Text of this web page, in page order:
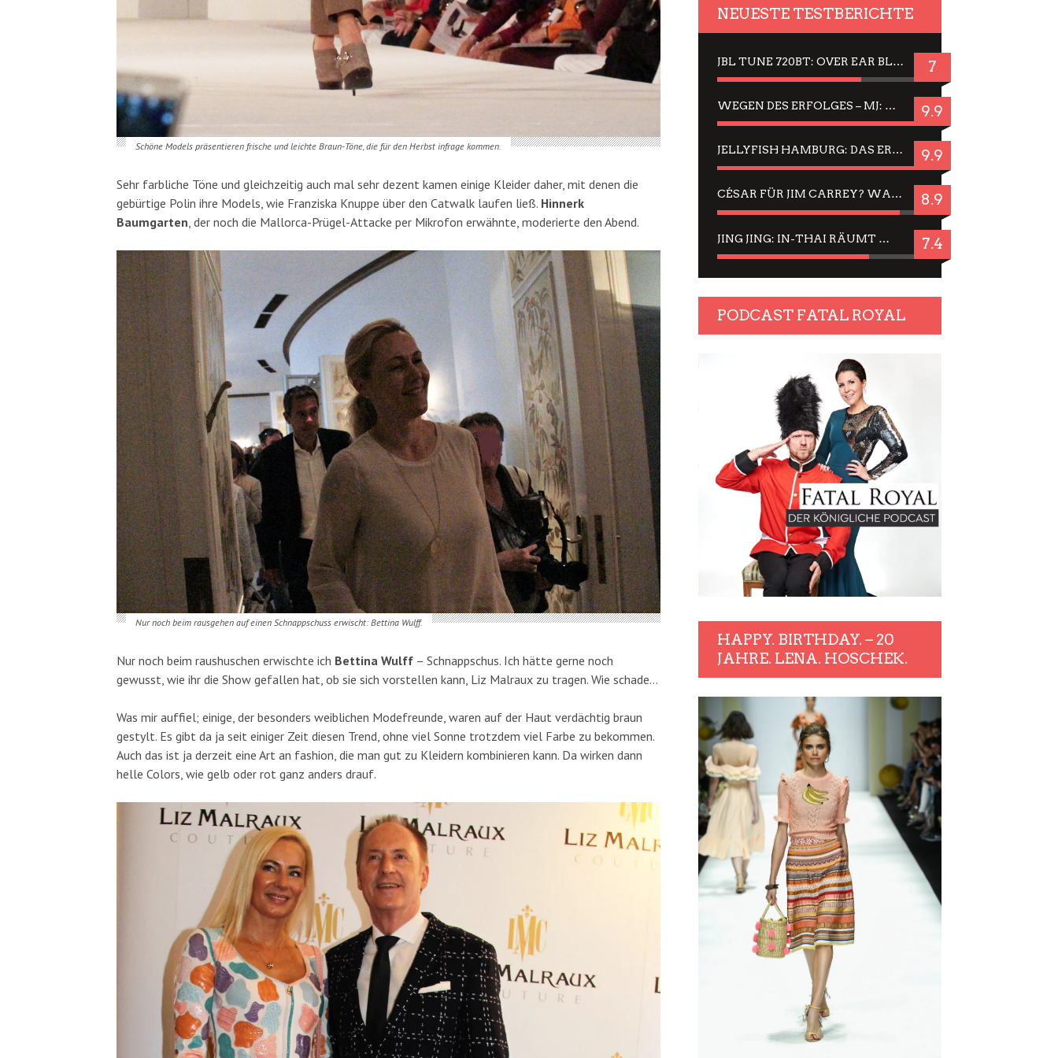
Schöne Models präsentieren frische und leichte Braun-Töne, die für den Herbst infrage kommen.
Sehr farbliche Töne und gleichzeitig auch mal sehr dezent kamen einige Kleider daher, mit denen die
gebürtige Polin ihre Models, wie Franziska Knuppe über den Catwalk laufen ließ. Hinnerk
Baumgarten, der noch die Mallorca-Prügel-Attacke per Mikrofon erwähnte, moderierte den Abend.
Nur noch beim rausgehen auf einen Schnappschuss erwischt: Bettina Wulff.
Nur noch beim raushuschen erwischte ich Bettina Wulff – Schnappschus. Ich hätte gerne noch
gewusst, wie ihr die Show gefallen hat, ob sie sich vorstellen kann, Liz Malraux zu tragen. Wie schade…
Was mir auffiel; einige, der besonders weiblichen Modefreunde, waren auf der Haut verdächtig braun
gestylt. Es gibt da ja seit einiger Zeit diesen Trend, ohne viel Sonne trotzdem viel Farbe zu bekommen.
Auch das ist ja derzeit eine Art an fashion, die man gut zu Kleidern kombinieren kann. Da wirken dann
helle Colors, wie gelb oder rot ganz anders drauf.
NEUESTE TESTBERICHTE
JBL TUNE 720BT: OVER EAR BLUETOOTH KOPFHÖRER UM DIE 50,-€ IM DAUER-TEST 7
WEGEN DES ERFOLGES – MJ: MICHAEL JACKSON MUSICAL IN EINER MATINEE SEHEN 9.9
JELLYFISH HAMBURG: DAS ERFOLGREICHE SOMMER-MENÜ 2025 IN GEFÜHLEN UND BILDERN 9.9
CÉSAR FÜR JIM CARREY? WARUM DAS EINER DER NERVIGSTEN ACTORS IST UND BLEIBT 8.9
JING JING: IN-THAI RÄUMT WIEDER TITEL AB – EIN ZWEI-STUNDEN-ERLEBNISBERICHT 7.4
PODCAST FATAL ROYAL
HAPPY. BIRTHDAY. – 20
JAHRE. LENA. HOSCHEK.